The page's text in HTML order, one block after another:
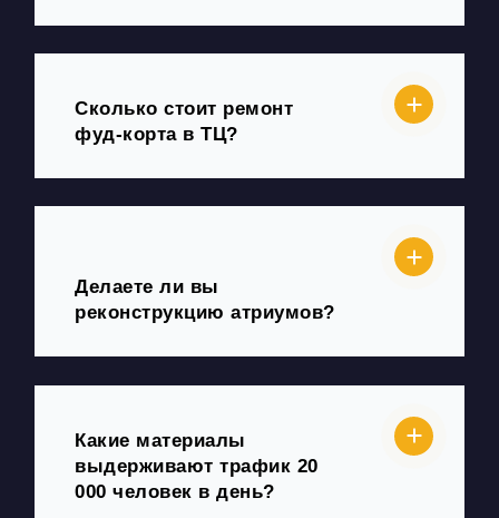
Сколько стоит ремонт
фуд-корта в ТЦ?
Делаете ли вы
реконструкцию атриумов?
Какие материалы
выдерживают трафик 20
000 человек в день?